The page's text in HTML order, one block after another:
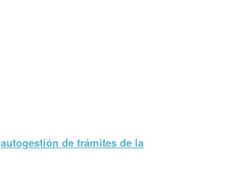
autogestión de trámites de la